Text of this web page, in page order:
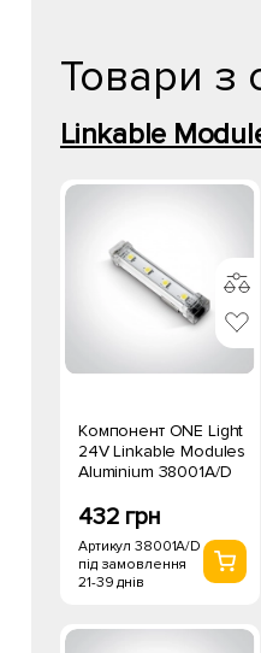
Товари з
Linkable
Компонент ONE Light
24V Linkable Modules
Aluminium 38001A/D
432 грн
Артикул 38001A/D
під замовлення
21-39 днів